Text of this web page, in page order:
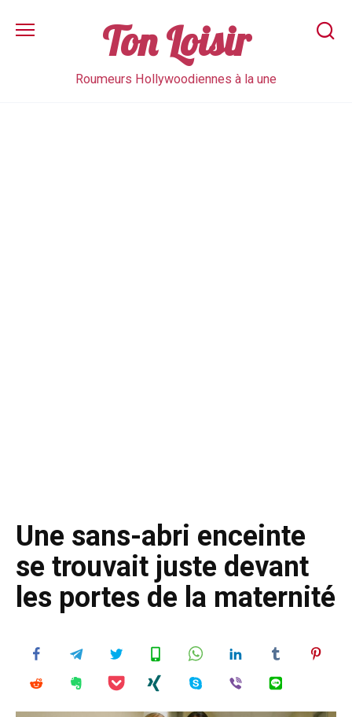
content
Ton Loisir
Roumeurs Hollywoodiennes à la une
Une sans-abri enceinte
se trouvait juste devant
les portes de la maternité